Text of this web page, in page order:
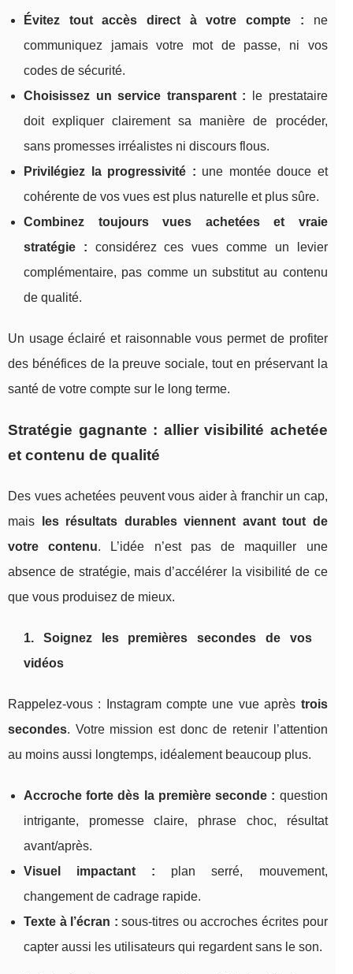
Évitez tout accès direct à votre compte : ne
communiquez jamais votre mot de passe, ni vos
codes de sécurité.
Choisissez un service transparent : le prestataire
doit expliquer clairement sa manière de procéder,
sans promesses irréalistes ni discours flous.
Privilégiez la progressivité : une montée douce et
cohérente de vos vues est plus naturelle et plus sûre.
Combinez toujours vues achetées et vraie
stratégie : considérez ces vues comme un levier
complémentaire, pas comme un substitut au contenu
de qualité.
Un usage éclairé et raisonnable vous permet de profiter
des bénéfices de la preuve sociale, tout en préservant la
santé de votre compte sur le long terme.
Stratégie gagnante : allier visibilité achetée
et contenu de qualité
Des vues achetées peuvent vous aider à franchir un cap,
mais
les résultats durables viennent avant tout de
votre contenu. L’idée n’est pas de maquiller une
absence de stratégie, mais d’accélérer la visibilité de ce
que vous produisez de mieux.
1. Soignez les premières secondes de vos
vidéos
Rappelez-vous : Instagram compte une vue après trois
secondes. Votre mission est donc de retenir l’attention
au moins aussi longtemps, idéalement beaucoup plus.
Accroche forte dès la première seconde : question
intrigante, promesse claire, phrase choc, résultat
avant/après.
Visuel impactant : plan serré, mouvement,
changement de cadrage rapide.
Texte à l’écran : sous-titres ou accroches écrites pour
capter aussi les utilisateurs qui regardent sans le son.